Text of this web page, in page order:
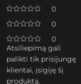
0
0
0
Atsiliepimą gali
palikti tik prisijungę
klientai, įsigiję šį
produktą.